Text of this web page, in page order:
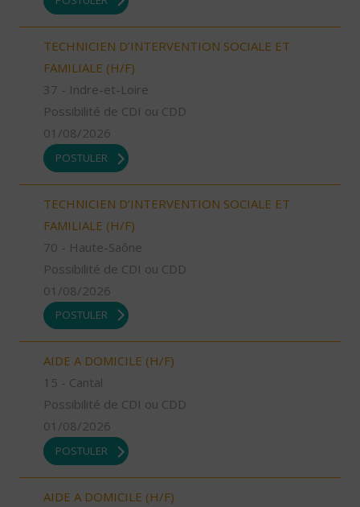
TECHNICIEN D’INTERVENTION SOCIALE ET
FAMILIALE (H/F)
37 - Indre-et-Loire
Possibilité de CDI ou CDD
01/08/2026
POSTULER
TECHNICIEN D’INTERVENTION SOCIALE ET
FAMILIALE (H/F)
70 - Haute-Saône
Possibilité de CDI ou CDD
01/08/2026
POSTULER
AIDE A DOMICILE (H/F)
15 - Cantal
Possibilité de CDI ou CDD
01/08/2026
POSTULER
AIDE A DOMICILE (H/F)